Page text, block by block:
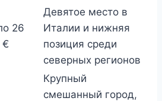
26
€
Девятое место в
Италии и нижняя
позиция среди
северных регионов
Крупный
смешанный город,